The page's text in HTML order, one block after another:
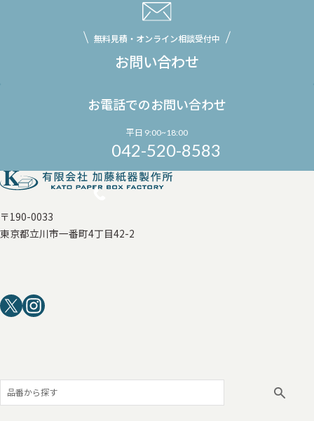
無料見積・オンライン相談受付中
お問い合わせ
お電話でのお問い合わせ
平日 9:00~18:00
042-520-8583
〒190-0033
東京都立川市一番町4丁目42-2